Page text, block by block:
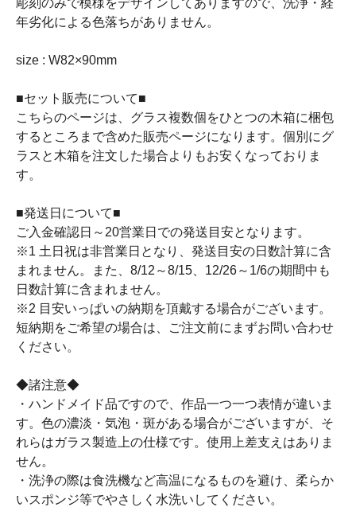
彫刻のみで模様をデザインしてありますので、洗浄・経
年劣化による色落ちがありません。
size : W82×90mm
■セット販売について■
こちらのページは、グラス複数個をひとつの木箱に梱包
するところまで含めた販売ページになります。個別にグ
ラスと木箱を注文した場合よりもお安くなっておりま
す。
■発送日について■
ご入金確認日～20営業日での発送目安となります。
※1 土日祝は非営業日となり、発送目安の日数計算に含
まれません。また、8/12～8/15、12/26～1/6の期間中も
日数計算に含まれません。
※2 目安いっぱいの納期を頂戴する場合がございます。
短納期をご希望の場合は、ご注文前にまずお問い合わせ
ください。
◆諸注意◆
・ハンドメイド品ですので、作品一つ一つ表情が違いま
す。色の濃淡・気泡・斑がある場合がございますが、そ
れらはガラス製造上の仕様です。使用上差支えはありま
せん。
・洗浄の際は食洗機など高温になるものを避け、柔らか
いスポンジ等でやさしく水洗いしてください。